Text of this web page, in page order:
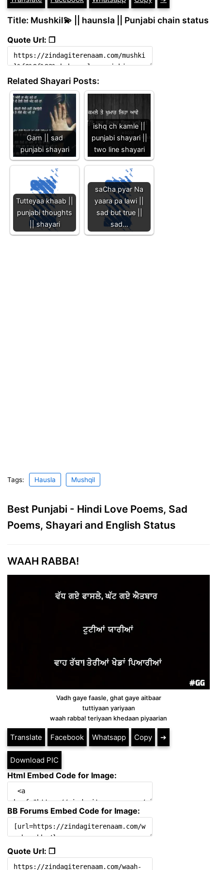
Title: Mushkil💫 || haunsla || Punjabi chain status
Quote Url: ❐
Related Shayari Posts:
Gam || sad
punjabi shayari
ishq ch kamle ||
punjabi shayari ||
two line shayari
Tutteyaa khaab ||
punjabi thoughts
|| shayari
saCha pyar Na
yaara pa lawi ||
sad but true ||
sad…
Tags: Hausla Mushqil
Best Punjabi - Hindi Love Poems, Sad
Poems, Shayari and English Status
WAAH RABBA!
Vadh gaye faasle, ghat gaye aitbaar
tuttiyaan yariyaan
waah rabba! teriyaan khedaan piyaarian
Translate Facebook Whatsapp Copy ➔
Download PIC
Html Embed Code for Image:
BB Forums Embed Code for Image:
Quote Url: ❐